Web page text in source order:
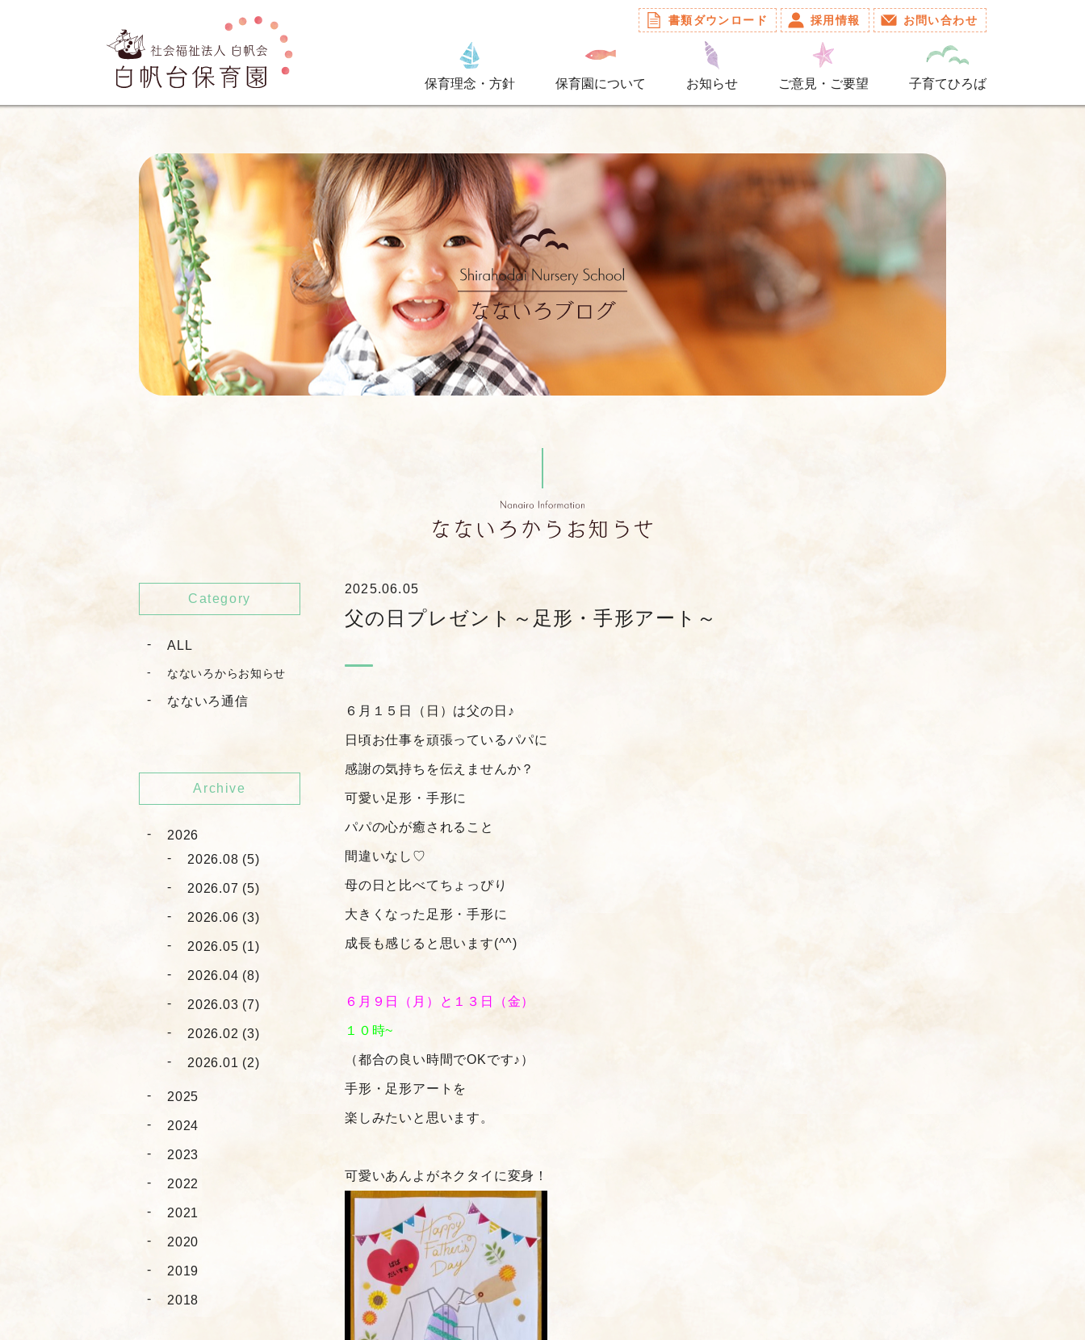
保育理念・方針 保育園について お知らせ ご意見・ご要望 子育てひろば
書類ダウンロード 採用情報 お問い合わせ
2025.06.05
父の日プレゼント～足形・手形アート～
６月１５日（日）は父の日♪
日頃お仕事を頑張っているパパに
感謝の気持ちを伝えませんか？
可愛い足形・手形に
パパの心が癒されること
間違いなし♡
母の日と比べてちょっぴり
大きくなった足形・手形に
成長も感じると思います(^^)
６月９日（月）と１３日（金）
１０時~
（都合の良い時間でOKです♪）
手形・足形アートを
楽しみたいと思います。
可愛いあんよがネクタイに変身！
Category
ALL
なないろからお知らせ
なないろ通信
Archive
2026
2026.08 (5)
2026.07 (5)
2026.06 (3)
2026.05 (1)
2026.04 (8)
2026.03 (7)
2026.02 (3)
2026.01 (2)
2025
2024
2023
2022
2021
2020
2019
2018